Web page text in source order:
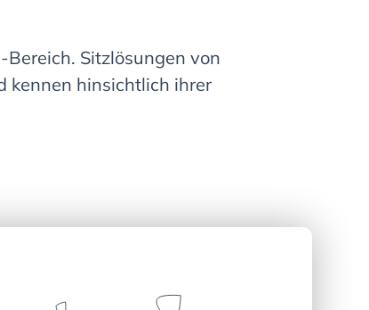
Sitzlösungen von
kennen hinsichtlich ihrer